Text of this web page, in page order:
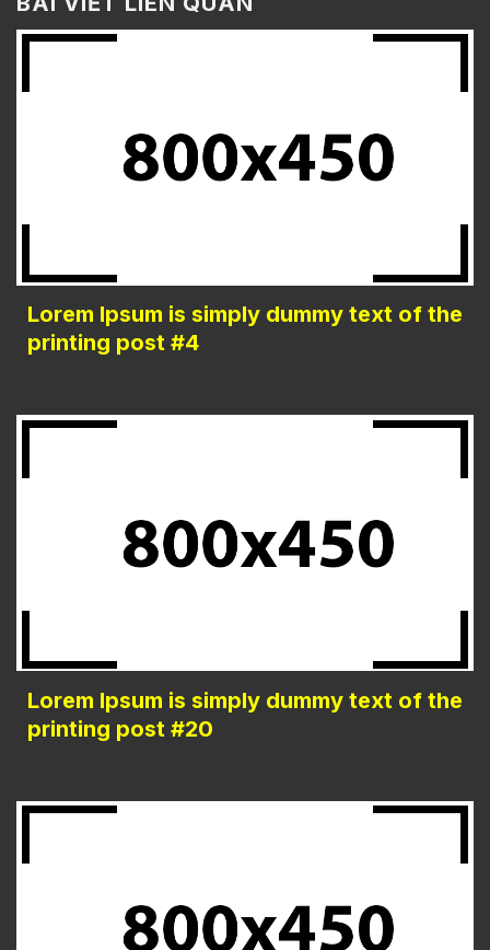
Lorem Ipsum is simply dummy text of the
printing post #4
Lorem Ipsum is simply dummy text of the
printing post #20